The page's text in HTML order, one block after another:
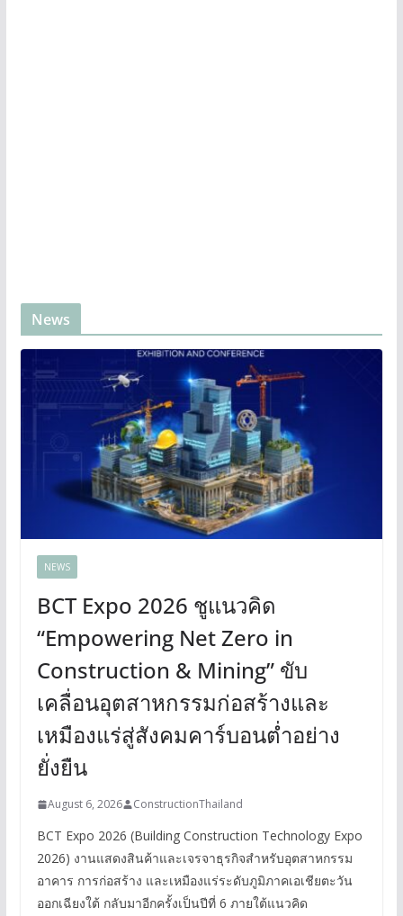
News
NEWS
BCT Expo 2026 ชูแนวคิด
“Empowering Net Zero in
Construction & Mining” ขับ
เคลื่อนอุตสาหกรรมก่อสร้างและ
เหมืองแร่สู่สังคมคาร์บอนต่ำอย่าง
ยั่งยืน
August 6, 2026 ConstructionThailand
BCT Expo 2026 (Building Construction Technology Expo
2026) งานแสดงสินค้าและเจรจาธุรกิจสำหรับอุตสาหกรรม
อาคาร การก่อสร้าง และเหมืองแร่ระดับภูมิภาคเอเชียตะวัน
ออกเฉียงใต้ กลับมาอีกครั้งเป็นปีที่ 6 ภายใต้แนวคิด